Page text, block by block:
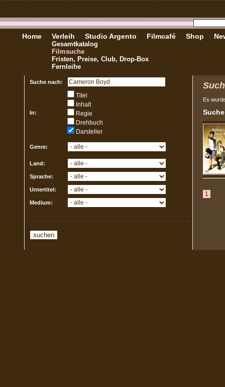
Home Verleih
Gesamtkatalog
Filmsuche
Fristen, Preise, Club, Drop-Box
Fernleihe
Studio Argento Filmcafé Shop
Suche nach:
In:
Titel
Inhalt
Regie
Drehbuch
Darsteller
Genre:
Land:
Sprache:
Untertitel:
Medium:
Es
1